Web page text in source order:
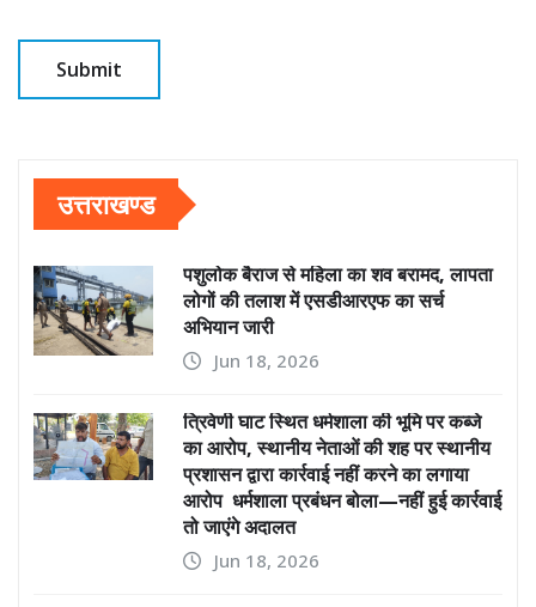
उत्तराखण्ड
पशुलोक बैराज से महिला का शव बरामद, लापता
लोगों की तलाश में एसडीआरएफ का सर्च
अभियान जारी
Jun 18, 2026
त्रिवेणी घाट स्थित धर्मशाला की भूमि पर कब्जे
का आरोप, स्थानीय नेताओं की शह पर स्थानीय
प्रशासन द्वारा कार्रवाई नहीं करने का लगाया
आरोप धर्मशाला प्रबंधन बोला—नहीं हुई कार्रवाई
तो जाएंगे अदालत
Jun 18, 2026